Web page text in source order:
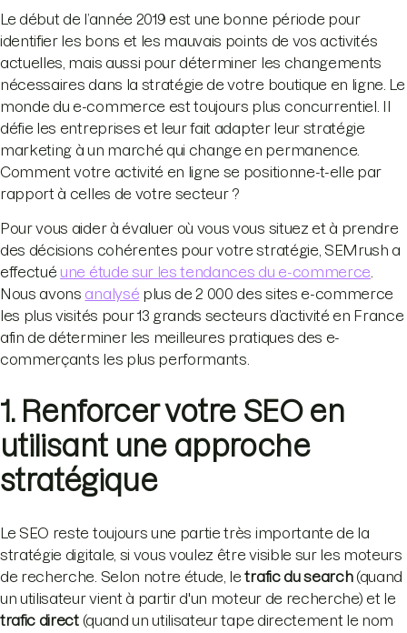
Le début de l’année 2019 est une bonne période pour
identifier les bons et les mauvais points de vos activités
actuelles, mais aussi pour déterminer les changements
nécessaires dans la stratégie de votre boutique en ligne. Le
monde du e-commerce est toujours plus concurrentiel. Il
défie les entreprises et leur fait adapter leur stratégie
marketing à un marché qui change en permanence.
Comment votre activité en ligne se positionne-t-elle par
rapport à celles de votre secteur ?
Pour vous aider à évaluer où vous vous situez et à prendre
des décisions cohérentes pour votre stratégie, SEMrush a
effectué une étude sur les tendances du e-commerce
Nous avons analysé plus de 2 000 des sites e-commerce
les plus visités pour 13 grands secteurs d’activité en France
afin de déterminer les meilleures pratiques des e-
commerçants les plus performants.
1. Renforcer votre SEO en
utilisant une approche
stratégique
Le SEO reste toujours une partie très importante de la
stratégie digitale, si vous voulez être visible sur les moteurs
de recherche. Selon notre étude, letrafic du search (quand
un utilisateur vient à partir d'un moteur de recherche) et le
trafic direct (quand un utilisateur tape directement le nom